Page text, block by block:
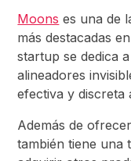
Moons es una de
más destacadas
startup se dedica
alineadores
efectiva y discreta
Además de
también tiene una